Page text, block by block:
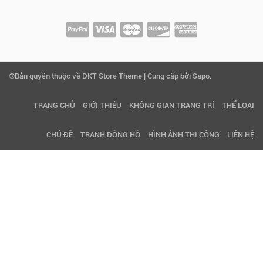
©Bản quyền thuộc về DKT Store Theme | Cung cấp bởi Sapo.
TRANG CHỦ GIỚI THIỆU KHÔNG GIAN TRANG TRÍ THỂ LOẠI
CHỦ ĐỀ TRANH ĐỒNG HỒ HÌNH ẢNH THI CÔNG LIÊN HỆ